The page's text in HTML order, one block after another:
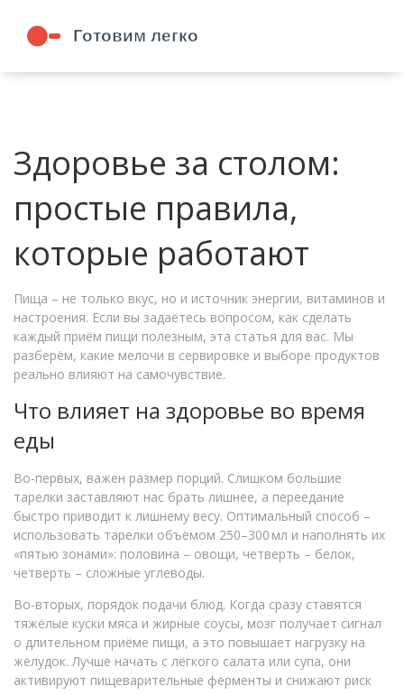
Здоровье за столом:
простые правила,
которые работают
Пища – не только вкус, но и источник энергии, витаминов и
настроения. Если вы задаётесь вопросом, как сделать
каждый приём пищи полезным, эта статья для вас. Мы
разберём, какие мелочи в сервировке и выборе продуктов
реально влияют на самочувствие.
Что влияет на здоровье во время
еды
Во-первых, важен размер порций. Слишком большие
тарелки заставляют нас брать лишнее, а переедание
быстро приводит к лишнему весу. Оптимальный способ –
использовать тарелки объёмом 250–300 мл и наполнять их
«пятью зонами»: половина – овощи, четверть – белок,
четверть – сложные углеводы.
Во‑вторых, порядок подачи блюд. Когда сразу ставятся
тяжёлые куски мяса и жирные соусы, мозг получает сигнал
о длительном приёме пищи, а это повышает нагрузку на
желудок. Лучше начать с лёгкого салата или супа, они
активируют пищеварительные ферменты и снижают риск